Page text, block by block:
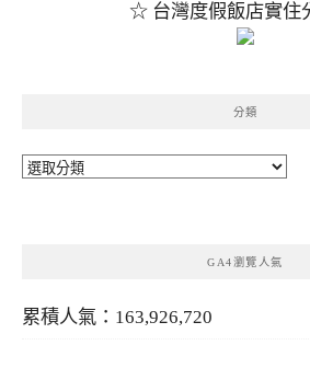
☆ 台灣度假飯店實住
分類
分
GA4瀏覽人氣
累積人氣：163,926,720